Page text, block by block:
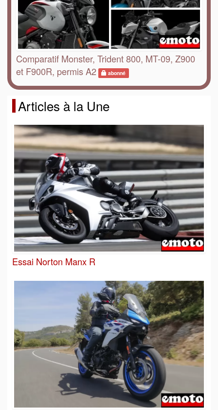
Comparatif Monster, Trident 800, MT-09, Z900
et F900R, permis A2
abonné
Articles à la Une
Essai Norton Manx R